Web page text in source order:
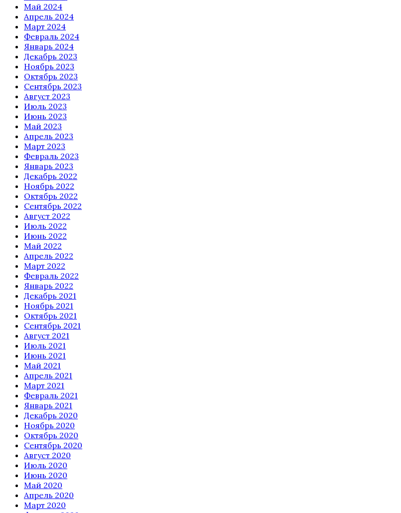
Май 2024
Апрель 2024
Март 2024
Февраль 2024
Январь 2024
Декабрь 2023
Ноябрь 2023
Октябрь 2023
Сентябрь 2023
Август 2023
Июль 2023
Июнь 2023
Май 2023
Апрель 2023
Март 2023
Февраль 2023
Январь 2023
Декабрь 2022
Ноябрь 2022
Октябрь 2022
Сентябрь 2022
Август 2022
Июль 2022
Июнь 2022
Май 2022
Апрель 2022
Март 2022
Февраль 2022
Январь 2022
Декабрь 2021
Ноябрь 2021
Октябрь 2021
Сентябрь 2021
Август 2021
Июль 2021
Июнь 2021
Май 2021
Апрель 2021
Март 2021
Февраль 2021
Январь 2021
Декабрь 2020
Ноябрь 2020
Октябрь 2020
Сентябрь 2020
Август 2020
Июль 2020
Июнь 2020
Май 2020
Апрель 2020
Март 2020